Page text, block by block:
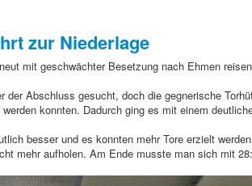
zur Niederlage
mit geschwächter Besetzung nach Ehmen
der Abschluss gesucht, doch die gegnerische
konnten. Dadurch ging es mit einem
besser und es konnten mehr Tore erzielt
mehr aufholen. Am Ende musste man sich mit